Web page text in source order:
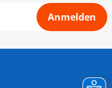
Anmelden